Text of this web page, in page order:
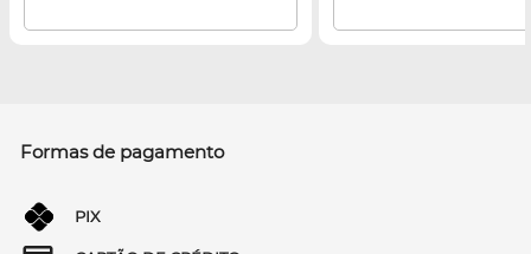
Formas de pagamento
PIX